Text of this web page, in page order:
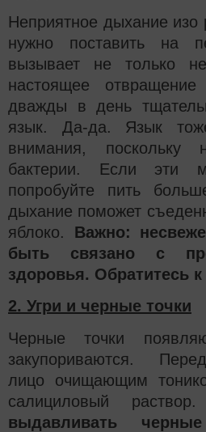
Неприятное дыхание
нужно поставить на
вызывает не только
настоящее
дважды в день
язык. Да-да. Язык
внимания,
бактерии. Если эти
попробуйте пить
дыхание поможет
яблоко. Важно:
быть связано с
здоровья. Обратитесь к
2. Угри и черные точки
Черные точки
закупориваются.
лицо очищающим
салициловый
выдавливать